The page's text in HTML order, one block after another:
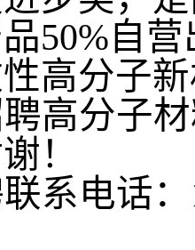
50%自
高分子
高分子
！
系电话：